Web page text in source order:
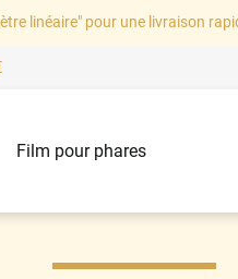
linéaire" pour une livraison
Film pour phares